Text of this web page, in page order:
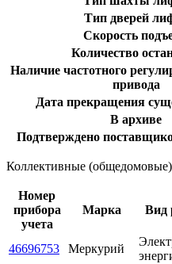
Тип дверей
Скорость
Количество
Наличие частотного
привода
Дата прекращения
В архиве
Подтверждено
Коллективные
Номер
прибора
учета
Марка Вид
46696753
Меркурий